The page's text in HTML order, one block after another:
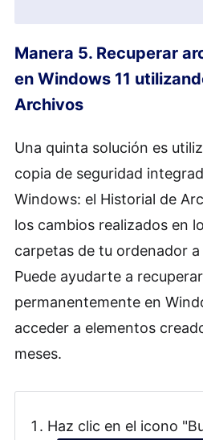
Manera 5. Recuperar
en Windows 11
Archivos
Una quinta solución es
copia de seguridad
Windows: el Historial de
los cambios realizados en
carpetas de tu ordenador
Puede ayudarte a
permanentemente en
acceder a elementos
meses.
Haz clic en el icono